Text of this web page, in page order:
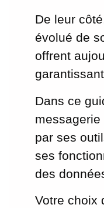
De leur
évolué de
offrent
Dans ce
par ses
ses
des
Votre choix